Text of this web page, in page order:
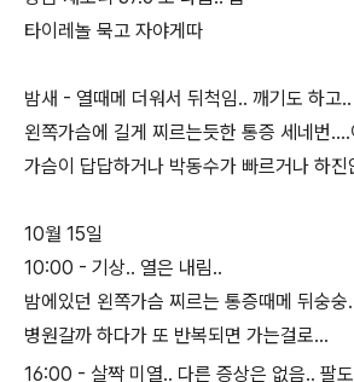
타이레놀 묵고 자야게따
밤새 - 열때메 더워서 뒤척임.. 깨기도 하고..
왼쪽가슴에 길게 찌르는듯한 통증 세네번
가슴이 답답하거나 박동수가 빠르거나 하진
10월 15일
10:00 - 기상.. 열은 내림..
밤에있던 왼쪽가슴 찌르는 통증때메 뒤숭숭
병원갈까 하다가 또 반복되면 가는걸로...
16:00 - 살짝 미열.. 다른 증상은 없음.. 팔